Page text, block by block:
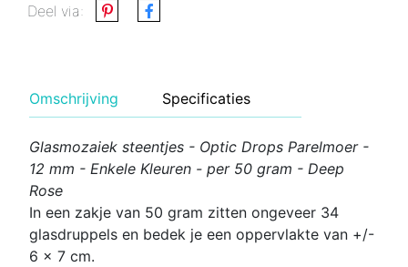
Deel via:
Omschrijving Specificaties
Glasmozaiek steentjes - Optic Drops Parelmoer -
12 mm - Enkele Kleuren - per 50 gram - Deep
Rose
In een zakje van 50 gram zitten ongeveer 34
glasdruppels en bedek je een oppervlakte van +/-
6 x 7 cm.